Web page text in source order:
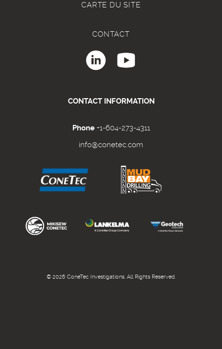
CARTE DU SITE
CONTACT
CONTACT INFORMATION
Phone +1-604-273-4311
info@conetec.com
© 2026 ConeTec Investigations. All Rights Reserved.